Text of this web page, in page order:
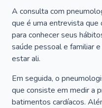
A consulta com
que é uma entrevista que
para conhecer seus
saúde pessoal e familiar
estar ali.
Em seguida, o
que consiste em medir a
batimentos cardíacos.